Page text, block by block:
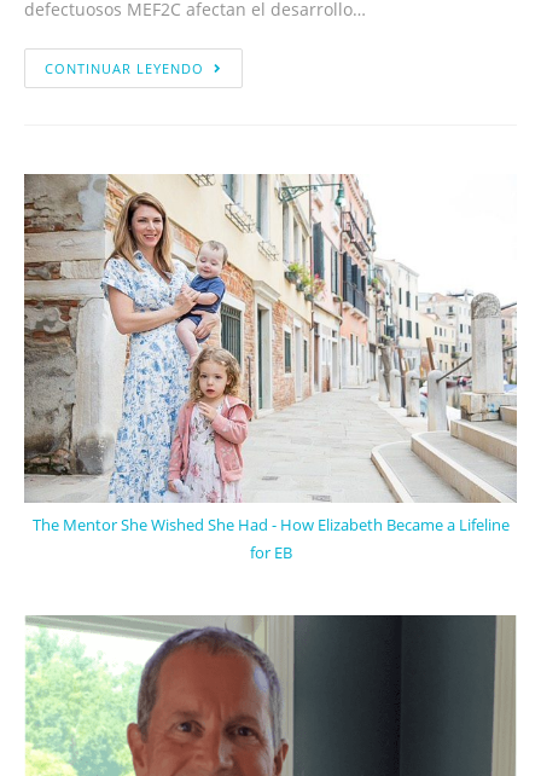
defectuosos MEF2C afectan el desarrollo…
CONTINUAR LEYENDO
The Mentor She Wished She Had - How Elizabeth Became a Lifeline
for EB